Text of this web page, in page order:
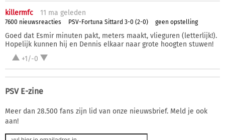
killermfc 11 ma geleden
7600 nieuwsreacties PSV-Fortuna Sittard 3-0 (2-0) geen opstelling
Goed dat Esmir minuten pakt, meters maakt, vlieguren (letterlijk!).
Hopelijk kunnen hij en Dennis elkaar naar grote hoogten stuwen!
+1/-0
PSV E-zine
Meer dan 28.500 fans zijn lid van onze nieuwsbrief. Meld je ook
aan!